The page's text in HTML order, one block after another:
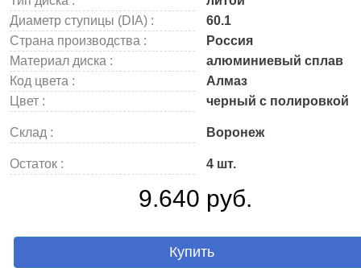
Диаметр ступицы (DIA) :
60.1
Страна производства :
Россия
Материал диска :
алюминиевый сплав
Код цвета :
Алмаз
Цвет :
черный с полировкой
Склад : Воронеж
Остаток : 4 шт.
9.640 руб.
Купить